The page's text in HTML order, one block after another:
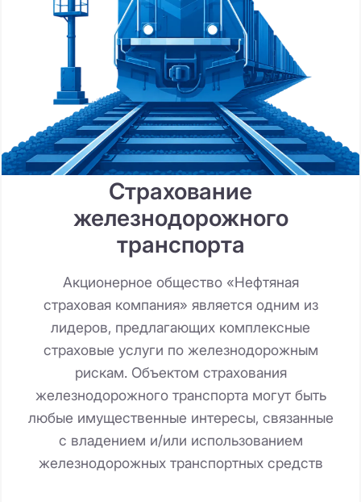
Страхование
железнодорожного
транспорта
Акционерное общество «Нефтяная
страховая компания» является одним из
лидеров, предлагающих комплексные
страховые услуги по железнодорожным
рискам. Объектом страхования
железнодорожного транспорта могут быть
любые имущественные интересы, связанные
с владением и/или использованием
железнодорожных транспортных средств